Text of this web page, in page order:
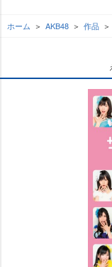
ホーム AKB48 作品